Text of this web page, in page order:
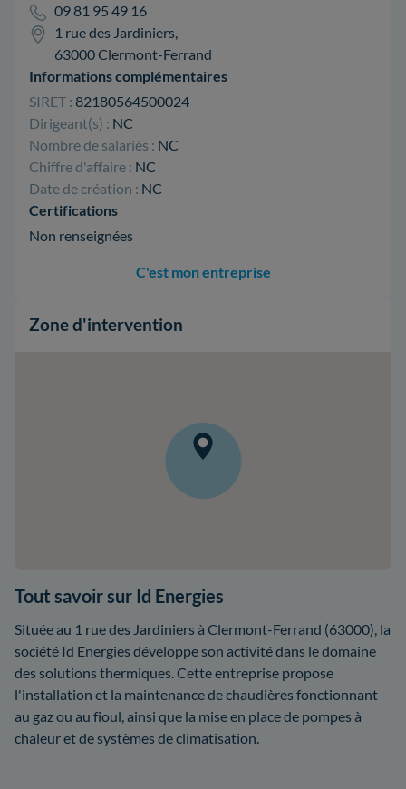
09 81 95 49 16
1 rue des Jardiniers,
63000 Clermont-Ferrand
Informations complémentaires
SIRET : 82180564500024
Dirigeant(s) : NC
Nombre de salariés : NC
Chiffre d'affaire : NC
Date de création : NC
Certifications
Non renseignées
C'est mon entreprise
Zone d'intervention
Tout savoir sur Id Energies
Située au 1 rue des Jardiniers à Clermont-Ferrand (63000), la
société Id Energies développe son activité dans le domaine
des solutions thermiques. Cette entreprise propose
l'installation et la maintenance de chaudières fonctionnant
au gaz ou au fioul, ainsi que la mise en place de pompes à
chaleur et de systèmes de climatisation.